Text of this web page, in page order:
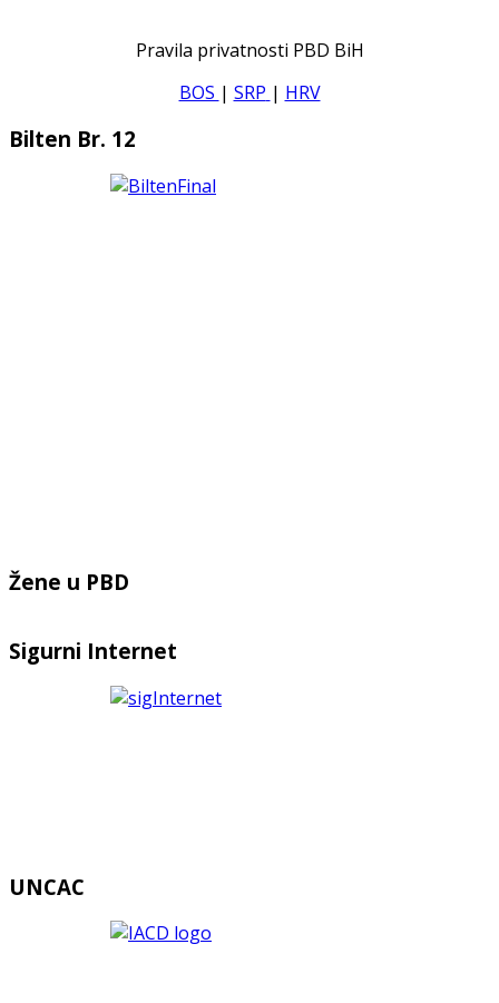
Pravila privatnosti PBD BiH
BOS | SRP | HRV
Bilten Br. 12
Žene u PBD
Sigurni Internet
UNCAC